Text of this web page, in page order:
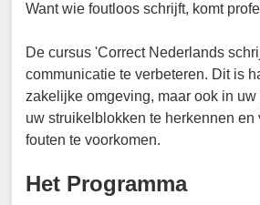
Want wie foutloos schrijft, komt
De cursus 'Correct Nederlands
communicatie te verbeteren. Dit is
zakelijke omgeving, maar ook in
uw struikelblokken te herkennen en
fouten te voorkomen.
Het Programma